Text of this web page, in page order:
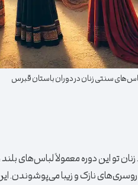
سنتی زنان در دوران باستان قبرس
زنان تو این دوره معمولاً
روسری‌های نازک و زیبا